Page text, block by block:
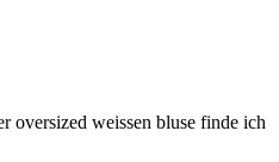
oversized weissen bluse finde ich